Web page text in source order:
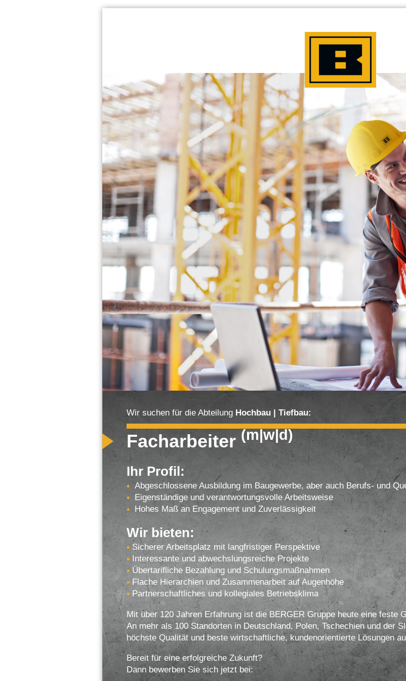
Wir suchen für die Abteilung Hochbau | Tiefbau:
Facharbeiter (m|w|d)
Ihr Profil:
Abgeschlossene Ausbildung im Baugewerbe, aber auch Berufs- und
Eigenständige und verantwortungsvolle Arbeitsweise
Hohes Maß an Engagement und Zuverlässigkeit
Wir bieten:
Sicherer Arbeitsplatz mit langfristiger Perspektive
Interessante und abwechslungsreiche Projekte
Übertarifliche Bezahlung und Schulungsmaßnahmen
Flache Hierarchien und Zusammenarbeit auf Augenhöhe
Partnerschaftliches und kollegiales Betriebsklima
Mit über 120 Jahren Erfahrung ist die BERGER Gruppe heute eine feste
An mehr als 100 Standorten in Deutschland, Polen, Tschechien und der
höchste Qualität und beste wirtschaftliche, kundenorientierte Lösungen
Bereit für eine erfolgreiche Zukunft?
Dann bewerben Sie sich jetzt bei: